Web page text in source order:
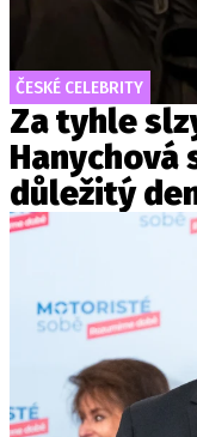
ČESKÉ CELEBRITY
Za tyhle
Hanychová
důležitý